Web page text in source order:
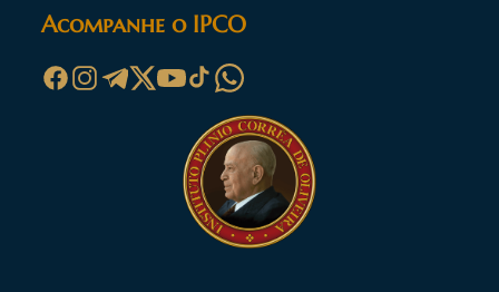
Acompanhe o IPCO